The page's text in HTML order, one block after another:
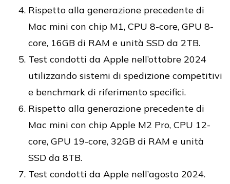
Rispetto alla generazione precedente di
Mac mini con chip M1, CPU 8-core, GPU 8-
core, 16GB di RAM e unità SSD da 2TB.
Test condotti da Apple nell’ottobre 2024
utilizzando sistemi di spedizione competitivi
e benchmark di riferimento specifici.
Rispetto alla generazione precedente di
Mac mini con chip Apple M2 Pro, CPU 12-
core, GPU 19-core, 32GB di RAM e unità
SSD da 8TB.
Test condotti da Apple nell’agosto 2024.